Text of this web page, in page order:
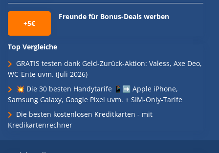
+5€
Freunde für Bonus-Deals werben
Top Vergleiche
GRATIS testen dank Geld-Zurück-Aktion: Valess, Axe Deo,
WC-Ente uvm. (Juli 2026)
💥 Die 30 besten Handytarife 📱➡️ Apple iPhone,
Samsung Galaxy, Google Pixel uvm. + SIM-Only-Tarife
Die besten kostenlosen Kreditkarten - mit
Kredikartenrechner